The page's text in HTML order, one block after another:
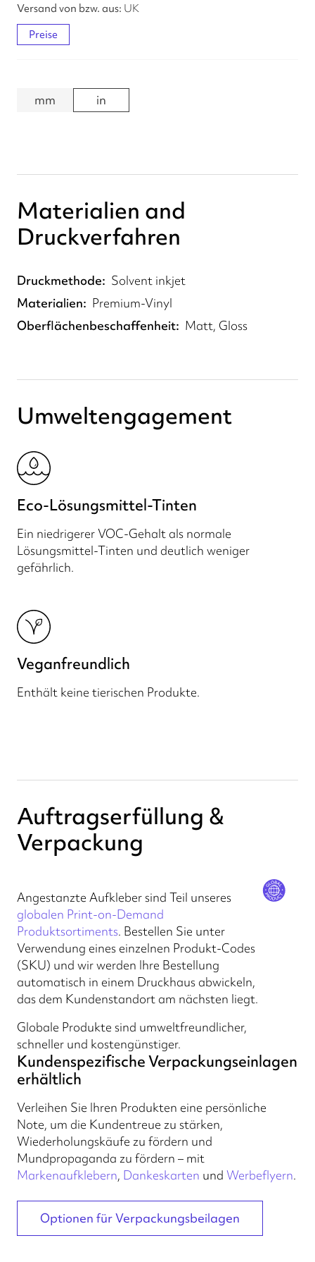
UK
Preise
mm in
Materialien and
Druckverfahren
Druckmethode
Solvent inkjet
Materialien
Premium-Vinyl
Oberflächenbeschaffenheit
Matt, Gloss
Umweltengagement
Eco-Lösungsmittel-Tinten
Ein niedrigerer VOC-Gehalt als normale
Lösungsmittel-Tinten und deutlich weniger
gefährlich.
Veganfreundlich
Enthält keine tierischen Produkte.
Auftragserfüllung &
Verpackung
Angestanzte Aufkleber sind Teil unseres
globalen Print-on-Demand
Produktsortiments. Bestellen Sie unter
Verwendung eines einzelnen Produkt-Codes
(SKU) und wir werden Ihre Bestellung
automatisch in einem Druckhaus abwickeln,
das dem Kundenstandort am nächsten liegt.
Globale Produkte sind umweltfreundlicher,
schneller und kostengünstiger.
Kundenspezifische Verpackungseinlagen
erhältlich
Verleihen Sie Ihren Produkten eine persönliche
Note, um die Kundentreue zu stärken,
Wiederholungskäufe zu fördern und
Mundpropaganda zu fördern – mit
Markenaufklebern, Dankeskarten und Werbeflyern.
Optionen für Verpackungsbeilagen